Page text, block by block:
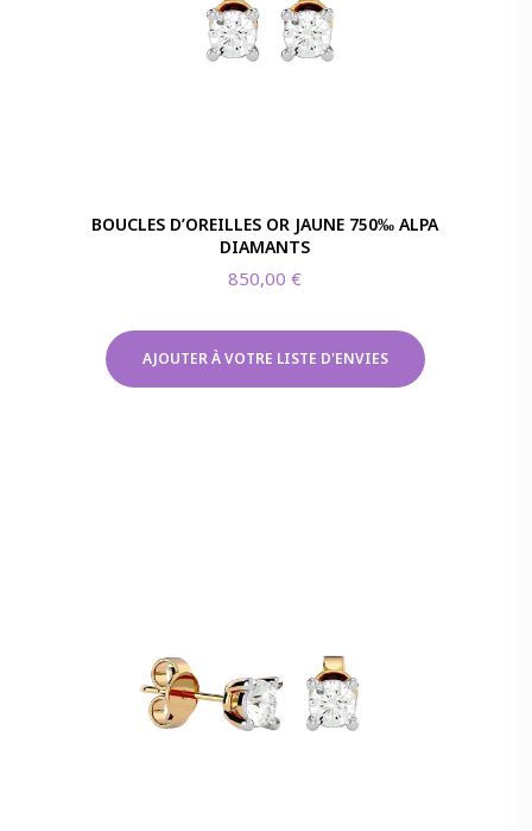
BOUCLES D’OREILLES OR JAUNE 750‰ ALPA
DIAMANTS
850,00€
AJOUTER À VOTRE LISTE D'ENVIES